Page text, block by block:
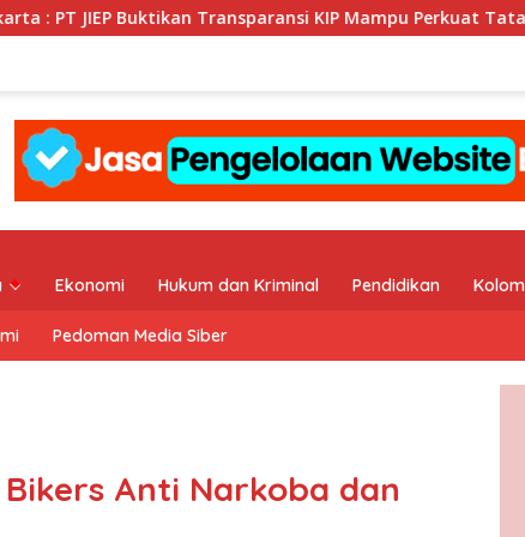
Transparansi KIP Mampu Perkuat Tata Kelola Perusahaan
Ekonomi Hukum dan Kriminal Pendidikan Kolom
Pedoman Media Siber
Anti Narkoba dan